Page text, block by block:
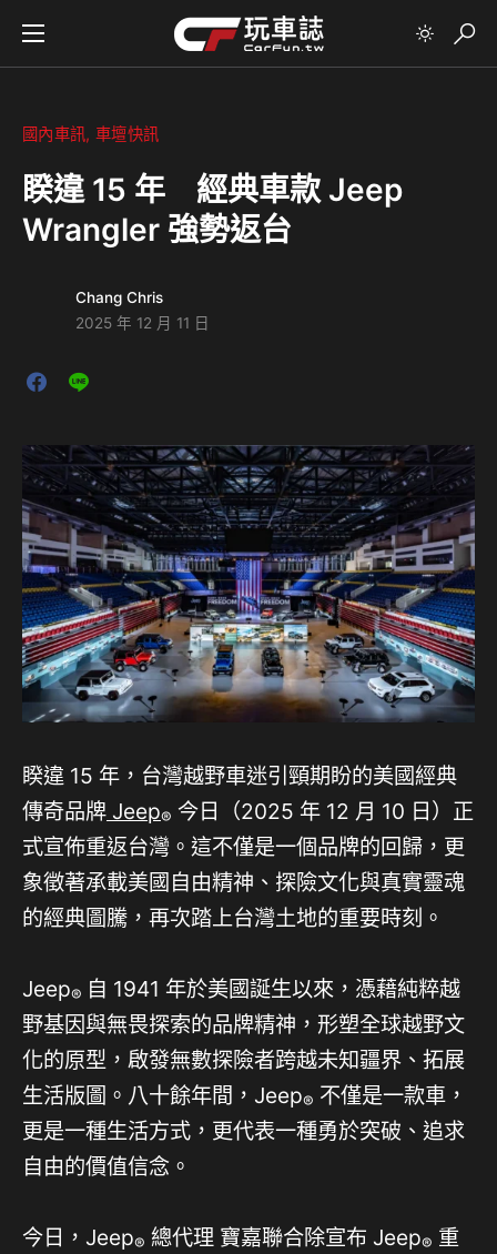
國內車訊 車壇快訊
睽違 15 年 經典車款 Jeep
Wrangler 強勢返台
Chang Chris
2025 年 12 月 11 日
睽違 15 年，台灣越野車迷引頸期盼的美國經典
傳奇品牌 Jeep® 今日（2025 年 12 月 10 日）正
式宣佈重返台灣。這不僅是一個品牌的回歸，更
象徵著承載美國自由精神、探險文化與真實靈魂
的經典圖騰，再次踏上台灣土地的重要時刻。
Jeep® 自 1941 年於美國誕生以來，憑藉純粹越
野基因與無畏探索的品牌精神，形塑全球越野文
化的原型，啟發無數探險者跨越未知疆界、拓展
生活版圖。八十餘年間，Jeep® 不僅是一款車，
更是一種生活方式，更代表一種勇於突破、追求
自由的價值信念。
今日，Jeep® 總代理 寶嘉聯合除宣布 Jeep® 重